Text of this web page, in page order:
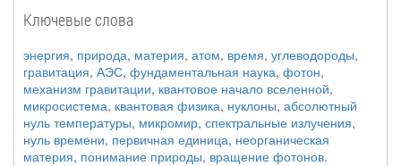
Ключевые слова
энергия, природа, материя, атом, время, углеводороды,
гравитация, АЭС, фундаментальная наука, фотон,
механизм гравитации, квантовое начало вселенной,
микросистема, квантовая физика, нуклоны, абсолютный
нуль температуры, микромир, спектральные излучения,
нуль времени, первичная единица, неорганическая
материя, понимание природы, вращение фотонов.